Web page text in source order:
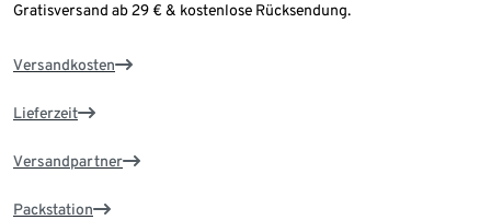
Gratisversand ab 29 € & kostenlose Rücksendung.
Versandkosten
Lieferzeit
Versandpartner
Packstation